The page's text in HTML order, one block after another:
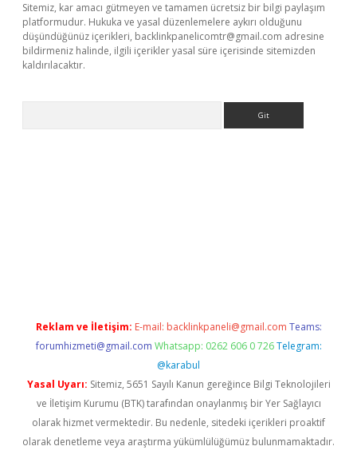
Sitemiz, kar amacı gütmeyen ve tamamen ücretsiz bir bilgi paylaşım
platformudur. Hukuka ve yasal düzenlemelere aykırı olduğunu
düşündüğünüz içerikleri, backlinkpanelicomtr@gmail.com adresine
bildirmeniz halinde, ilgili içerikler yasal süre içerisinde sitemizden
kaldırılacaktır.
Reklam ve İletişim: E-mail: backlinkpaneli@gmail.com Teams:
forumhizmeti@gmail.com Whatsapp: 0262 606 0 726 Telegram:
@karabul
Yasal Uyarı: Sitemiz, 5651 Sayılı Kanun gereğince Bilgi Teknolojileri
ve İletişim Kurumu (BTK) tarafından onaylanmış bir Yer Sağlayıcı
olarak hizmet vermektedir. Bu nedenle, sitedeki içerikleri proaktif
olarak denetleme veya araştırma yükümlülüğümüz bulunmamaktadır.